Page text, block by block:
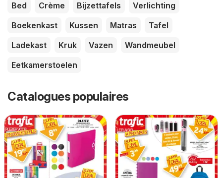
Bed
Crème Bijzettafels
Verlichting
Boekenkast
Kussen Matras
Tafel
Ladekast
Kruk Vazen
Wandmeubel
Eetkamerstoelen
Catalogues populaires